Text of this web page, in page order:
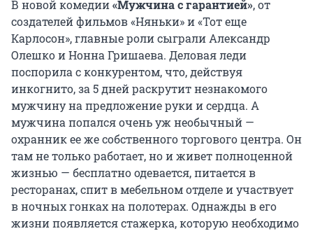
В новой комедии«Мужчина с гарантией», от
создателей фильмов «Няньки» и «Тот еще
Карлосон», главные роли сыграли Александр
Олешко и Нонна Гришаева. Деловая леди
поспорила с конкурентом, что, действуя
инкогнито, за 5 дней раскрутит незнакомого
мужчину на предложение руки и сердца. А
мужчина попался очень уж необычный —
охранник ее же собственного торгового центра. Он
там не только работает, но и живет полноценной
жизнью — бесплатно одевается, питается в
ресторанах, спит в мебельном отделе и участвует
в ночных гонках на полотерах. Однажды в его
жизни появляется стажерка, которую необходимо